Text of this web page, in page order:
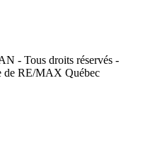
- Tous droits réservés -
de RE/MAX Québec